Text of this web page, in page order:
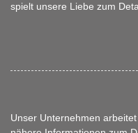
spielt unsere Liebe zum
Unser Unternehmen